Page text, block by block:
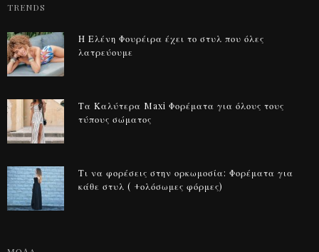
TRENDS
Η Ελένη Φουρέιρα έχει το στυλ που όλες
λατρεύουμε
Τα Καλύτερα Maxi Φορέματα για όλους τους
τύπους σώματος
Τι να φορέσεις στην ορκωμοσία: Φορέματα για
κάθε στυλ ( +ολόσωμες φόρμες)